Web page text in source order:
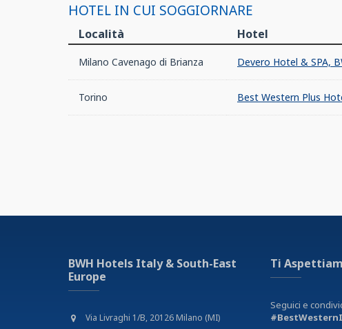
HOTEL IN CUI SOGGIORNARE
Località Hotel
Milano Cavenago di Brianza Devero Hotel & SPA,
Torino Best Western Plus
BWH Hotels Italy & South-East
Europe
Via Livraghi 1/B, 20126 Milano (MI)
Ti
Seguici e